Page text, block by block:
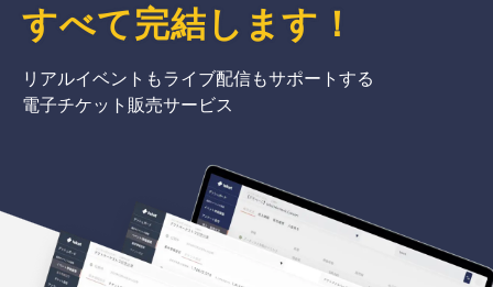
すべて完結 します ！
リアルイベントもライブ配信もサポートする
電子チケット販売サービス